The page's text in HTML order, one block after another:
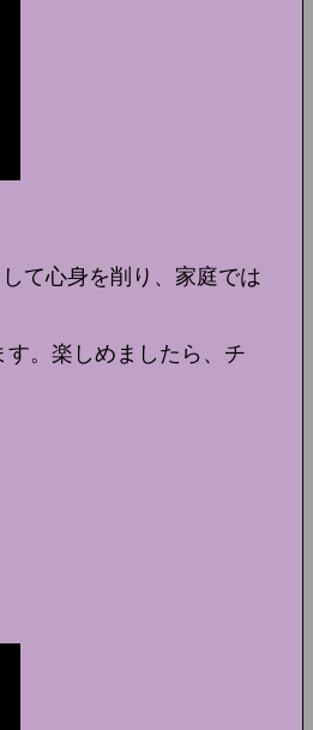
て心身を削り、家庭では
。楽しめましたら、チ